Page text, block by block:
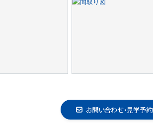
お問い合わせ・見学予約